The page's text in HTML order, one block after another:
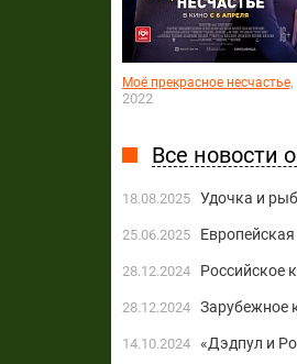
Моё прекрасное несчастье,
2022
Все новости
18.08.2025 Удочка и
25.06.2025
28.12.2024 Российское
28.12.2024 Зарубежное
14.10.2024 «Дэдпул и